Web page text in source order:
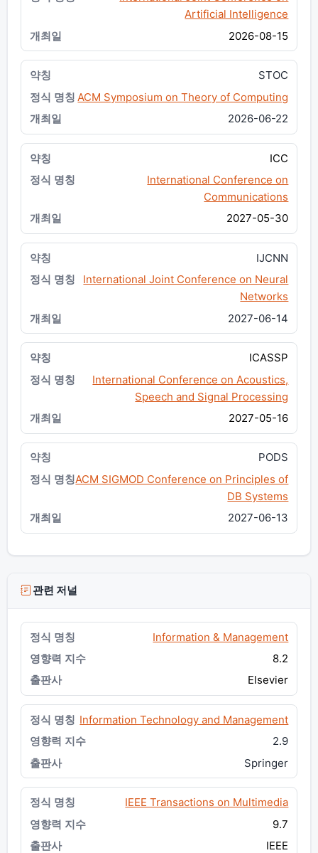
Artificial Intelligence
2026-08-15
STOC
ACM Symposium on Theory of Computing
2026-06-22
ICC
International Conference on
Communications
2027-05-30
IJCNN
International Joint Conference on Neural
Networks
2027-06-14
ICASSP
International Conference on Acoustics,
Speech and Signal Processing
2027-05-16
PODS
ACM SIGMOD Conference on Principles of
DB Systems
2027-06-13
관련 저널
Information & Management
8.2
Elsevier
Information Technology and Management
2.9
Springer
IEEE Transactions on Multimedia
9.7
IEEE